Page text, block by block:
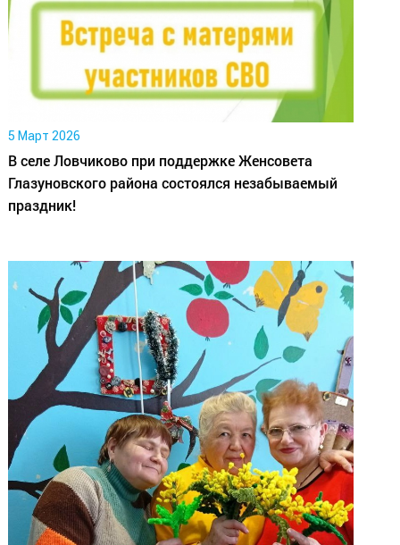
5 Март 2026
В селе Ловчиково при поддержке Женсовета
Глазуновского района состоялся незабываемый
праздник!